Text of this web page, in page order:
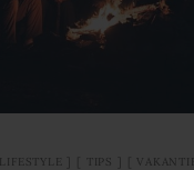
LIFESTYLE TIPS VAKANTIE